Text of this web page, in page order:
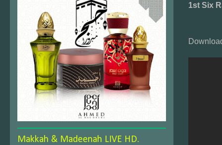
1st Six
Makkah & Madeenah LIVE HD.